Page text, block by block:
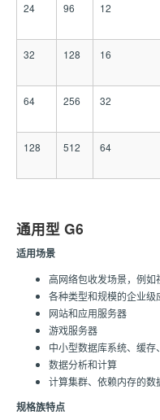
24 96 12
32 128 16
64 256 32
128 512 64
通用型 G6
适用场景
高网络包收发场景，例
各种类型和规模的企业级
网站和应用服务器
游戏服务器
中小型数据库系统、缓存
数据分析和计算
计算集群、依赖内存的数
规格族特点